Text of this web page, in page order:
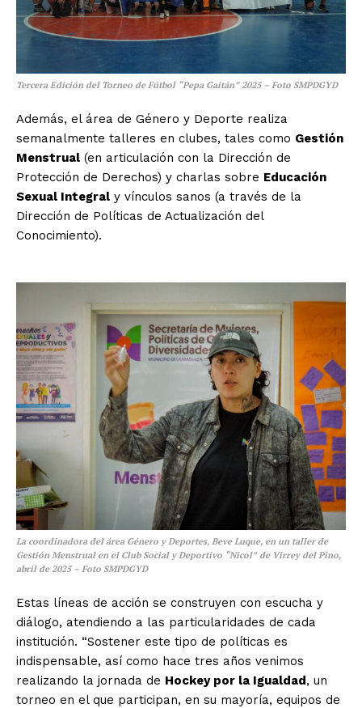
Tercera Edición del Torneo de Fútbol “Pepa Gaitán” 2025 – Foto SMPDGYD
Además, el área de Género y Deporte realiza
semanalmente talleres en clubes, tales como Gestión
Menstrual (en articulación con la Dirección de
Protección de Derechos) y charlas sobre Educación
Sexual Integral y vínculos sanos (a través de la
Dirección de Políticas de Actualización del
Conocimiento).
La coordinadora del área Género y Deportes, Beve Luque, en un taller de
Gestión Menstrual en el Club Social y Deportivo “Nicol” de Virrey del Pino,
abril de 2025 – Foto SMPDGYD
Estas líneas de acción se construyen con escucha y
diálogo, atendiendo a las particularidades de cada
institución. “Sostener este tipo de políticas es
indispensable, así como hace tres años venimos
realizando la jornada de Hockey por la Igualdad, un
torneo en el que participan, en su mayoría, equipos de